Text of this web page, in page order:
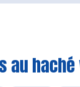
au